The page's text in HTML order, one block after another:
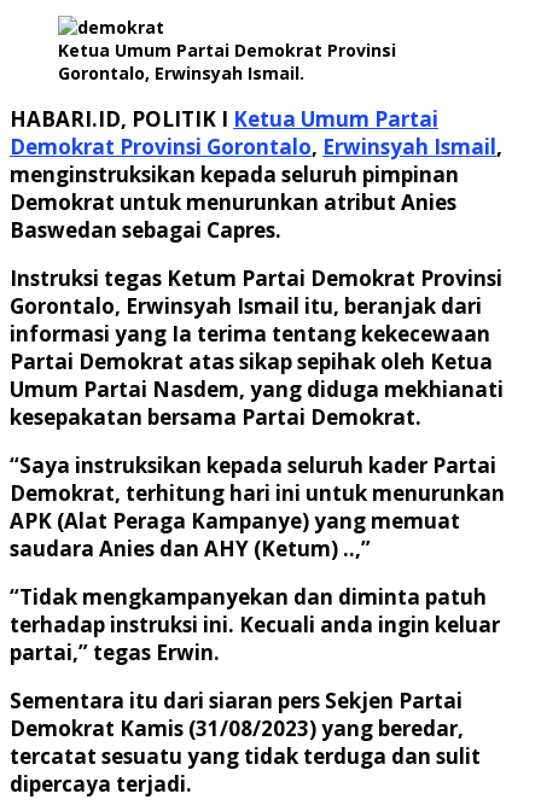
Ketua Umum Partai Demokrat Provinsi
Gorontalo, Erwinsyah Ismail.
HABARI.ID, POLITIK I Ketua Umum Partai
Demokrat Provinsi Gorontalo, Erwinsyah Ismail,
menginstruksikan kepada seluruh pimpinan
Demokrat untuk menurunkan atribut Anies
Baswedan sebagai Capres.
Instruksi tegas Ketum Partai Demokrat Provinsi
Gorontalo, Erwinsyah Ismail itu, beranjak dari
informasi yang Ia terima tentang kekecewaan
Partai Demokrat atas sikap sepihak oleh Ketua
Umum Partai Nasdem, yang diduga mekhianati
kesepakatan bersama Partai Demokrat.
“Saya instruksikan kepada seluruh kader Partai
Demokrat, terhitung hari ini untuk menurunkan
APK (Alat Peraga Kampanye) yang memuat
saudara Anies dan AHY (Ketum) ..,”
“Tidak mengkampanyekan dan diminta patuh
terhadap instruksi ini. Kecuali anda ingin keluar
partai,” tegas Erwin.
Sementara itu dari siaran pers Sekjen Partai
Demokrat Kamis (31/08/2023) yang beredar,
tercatat sesuatu yang tidak terduga dan sulit
dipercaya terjadi.